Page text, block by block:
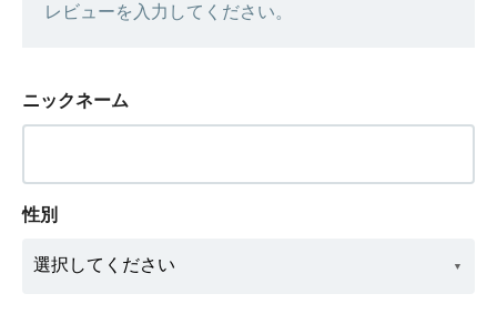
レビューを入力してください。
ニックネーム
性別